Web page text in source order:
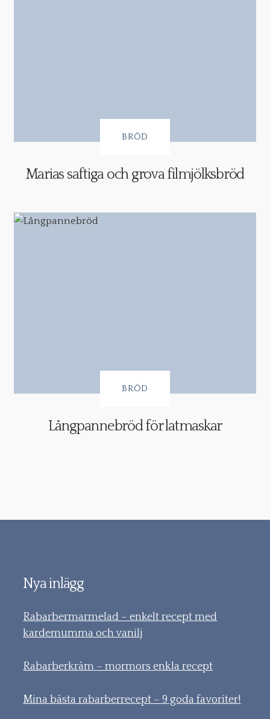
BRÖD
Marias saftiga och grova filmjölksbröd
BRÖD
Långpannebröd för latmaskar
Nya inlägg
Rabarbermarmelad – enkelt recept med
kardemumma och vanilj
Rabarberkräm – mormors enkla recept
Mina bästa rabarberrecept – 9 goda favoriter!